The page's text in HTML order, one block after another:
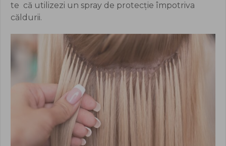
te că utilizezi un spray de protecție împotriva
căldurii.